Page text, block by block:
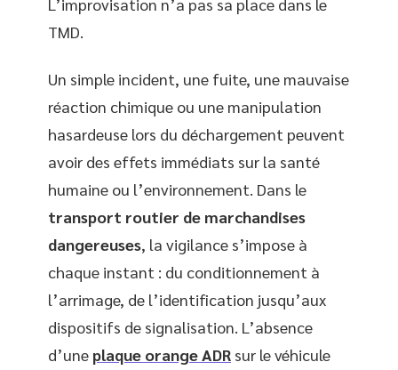
TMD.
Un simple incident, une fuite, une mauvaise
réaction chimique ou une manipulation
hasardeuse lors du déchargement peuvent
avoir des effets immédiats sur la santé
humaine ou l’environnement. Dans le
transport routier de marchandises
dangereuses, la vigilance s’impose à
chaque instant : du conditionnement à
l’arrimage, de l’identification jusqu’aux
dispositifs de signalisation. L’absence
d’une plaque orange ADR sur le véhicule